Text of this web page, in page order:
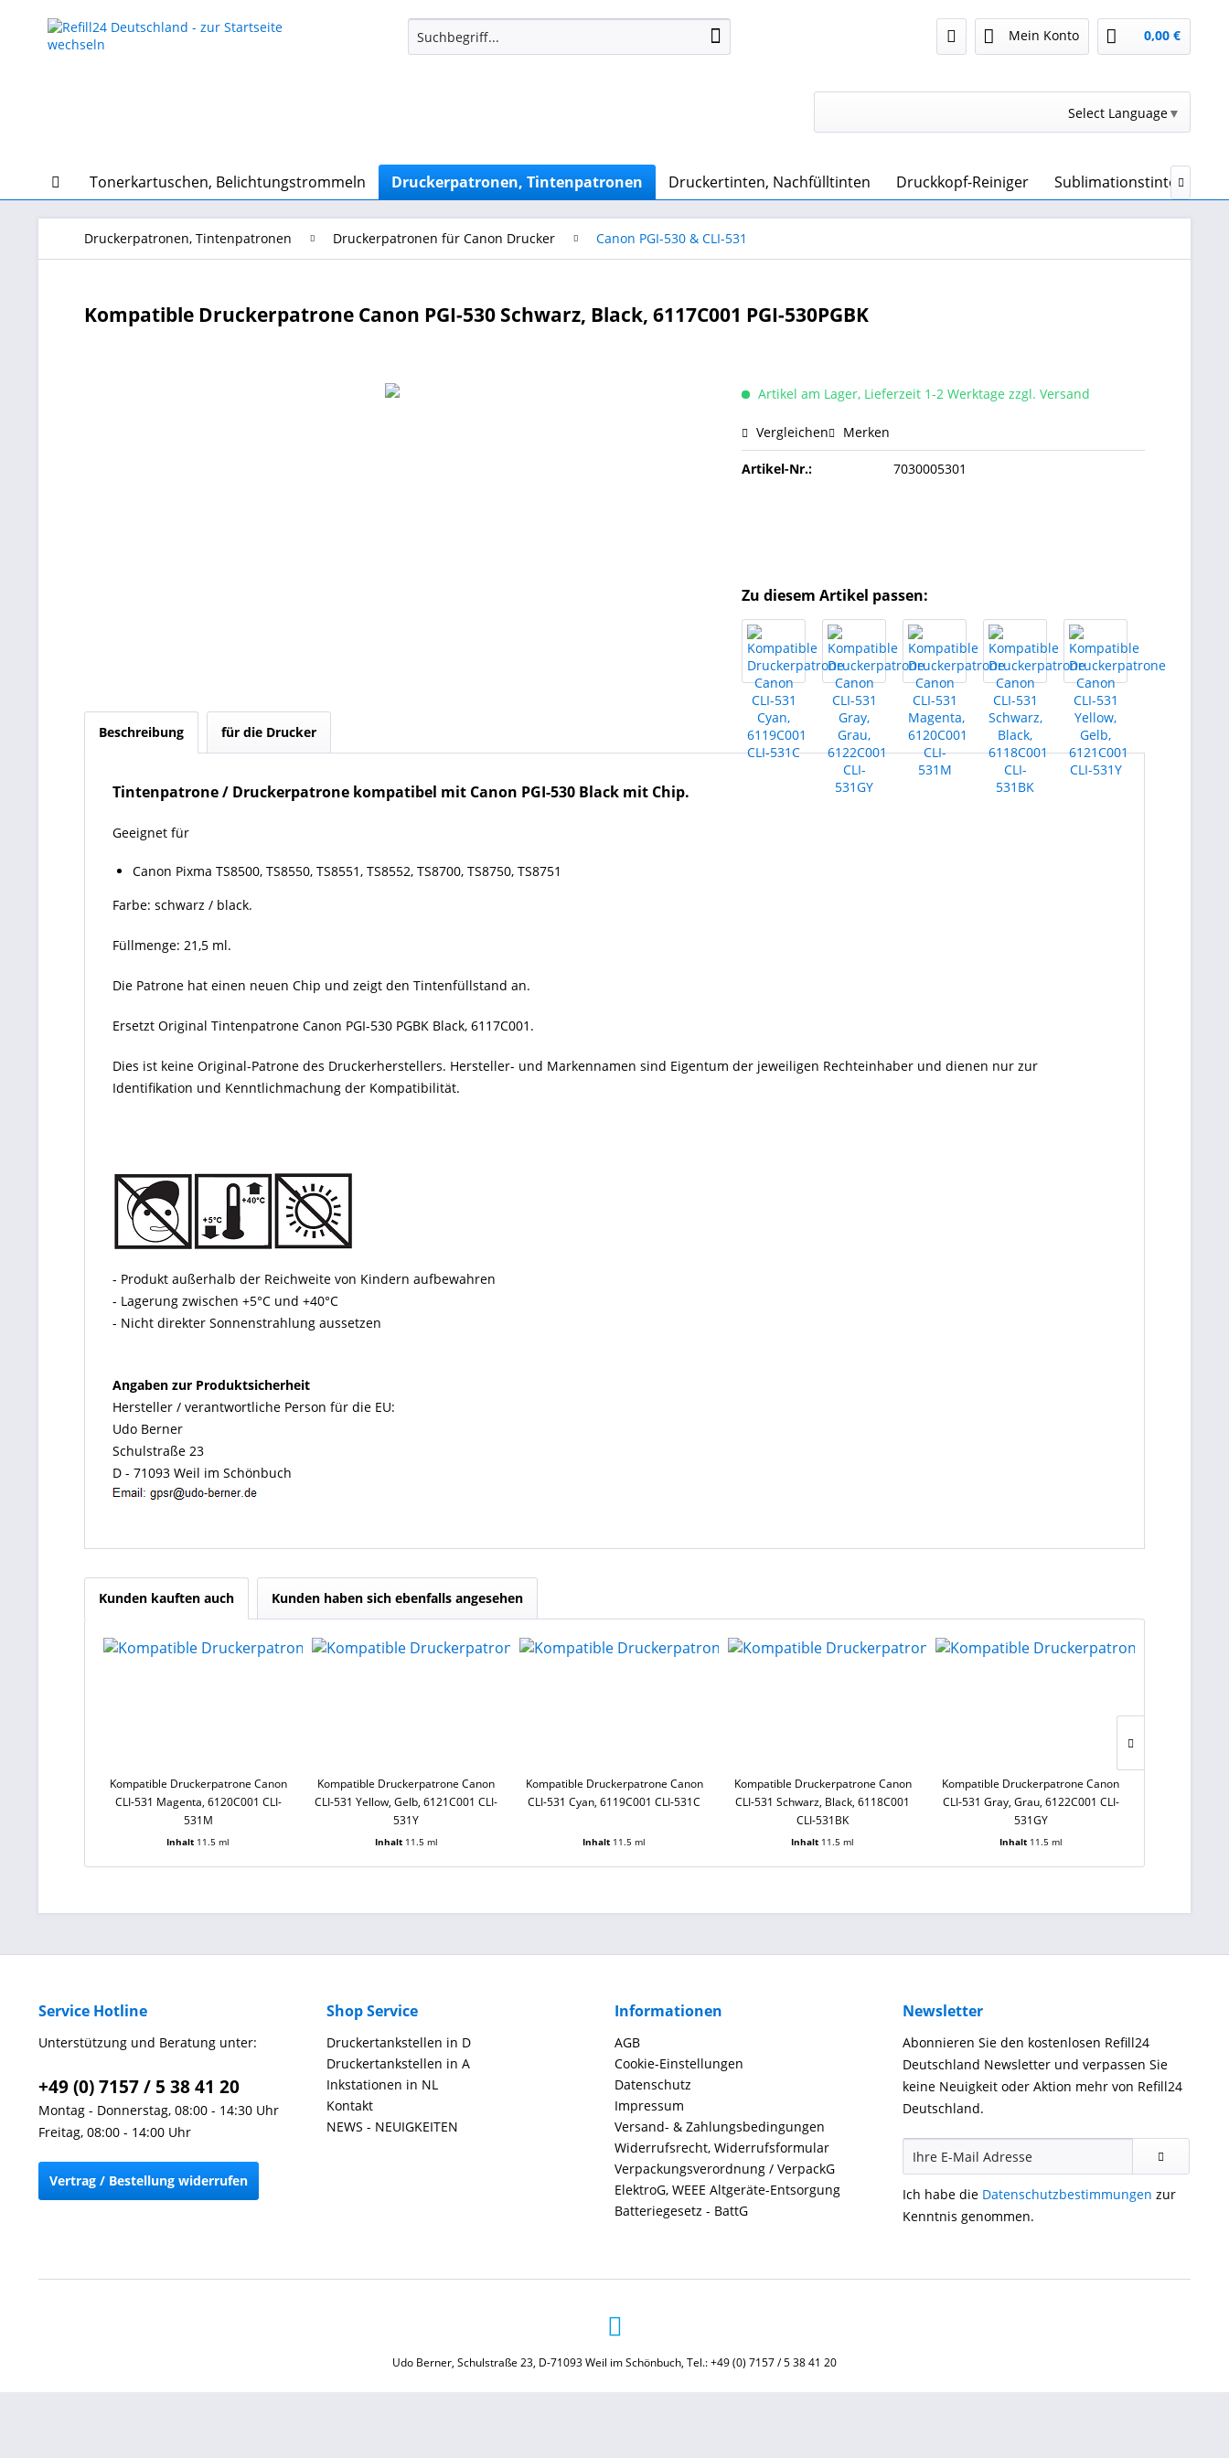
Mein Konto 0,00 €
Select Language▼
Tonerkartuschen, Belichtungstrommeln Druckerpatronen, Tintenpatronen Druckertinten, Nachfülltinten Druckkopf-Reiniger Sublimationstinte &

Druckerpatronen, Tintenpatronen Druckerpatronen für Canon Drucker Canon PGI-530 & CLI-531
Kompatible Druckerpatrone Canon PGI-530 Schwarz, Black, 6117C001 PGI-530PGBK
Artikel am Lager, Lieferzeit 1-2 Werktage zzgl. Versand
Vergleichen Merken
Artikel-Nr.: 7030005301
Zu diesem Artikel passen:
Beschreibung für die Drucker
Tintenpatrone / Druckerpatrone kompatibel mit Canon PGI-530 Black mit Chip.
Geeignet für
Canon Pixma TS8500, TS8550, TS8551, TS8552, TS8700, TS8750, TS8751
Farbe: schwarz / black.
Füllmenge: 21,5 ml.
Die Patrone hat einen neuen Chip und zeigt den Tintenfüllstand an.
Ersetzt Original Tintenpatrone Canon PGI-530 PGBK Black, 6117C001.
Dies ist keine Original-Patrone des Druckerherstellers. Hersteller- und Markennamen sind Eigentum der jeweiligen Rechteinhaber und dienen nur zur
Identifikation und Kenntlichmachung der Kompatibilität.
- Produkt außerhalb der Reichweite von Kindern aufbewahren
- Lagerung zwischen +5°C und +40°C
- Nicht direkter Sonnenstrahlung aussetzen
Angaben zur Produktsicherheit
Hersteller / verantwortliche Person für die EU:
Udo Berner
Schulstraße 23
D - 71093 Weil im Schönbuch
Kunden kauften auch Kunden haben sich ebenfalls angesehen
Kompatible Druckerpatrone Canon
CLI-531 Magenta, 6120C001 CLI-
531M
Inhalt 11.5 ml
Kompatible Druckerpatrone Canon
CLI-531 Yellow, Gelb, 6121C001 CLI-
531Y
Inhalt 11.5 ml
Kompatible Druckerpatrone Canon
CLI-531 Cyan, 6119C001 CLI-531C
Inhalt 11.5 ml
Kompatible Druckerpatrone Canon
CLI-531 Schwarz, Black, 6118C001
CLI-531BK
Inhalt 11.5 ml
Kompatible Druckerpatrone Canon
CLI-531 Gray, Grau, 6122C001 CLI-
531GY
Inhalt 11.5 ml
Service Hotline
Unterstützung und Beratung unter:
+49 (0) 7157 / 5 38 41 20
Montag - Donnerstag, 08:00 - 14:30 Uhr
Freitag, 08:00 - 14:00 Uhr
Vertrag / Bestellung widerrufen
Shop Service
Druckertankstellen in D
Druckertankstellen in A
Inkstationen in NL
Kontakt
NEWS - NEUIGKEITEN
Informationen
AGB
Cookie-Einstellungen
Datenschutz
Impressum
Versand- & Zahlungsbedingungen
Widerrufsrecht, Widerrufsformular
Verpackungsverordnung / VerpackG
ElektroG, WEEE Altgeräte-Entsorgung
Batteriegesetz - BattG
Newsletter
Abonnieren Sie den kostenlosen Refill24
Deutschland Newsletter und verpassen Sie
keine Neuigkeit oder Aktion mehr von Refill24
Deutschland.
Ich habe die Datenschutzbestimmungen zur
Kenntnis genommen.
Udo Berner, Schulstraße 23, D-71093 Weil im Schönbuch, Tel.: +49 (0) 7157 / 5 38 41 20